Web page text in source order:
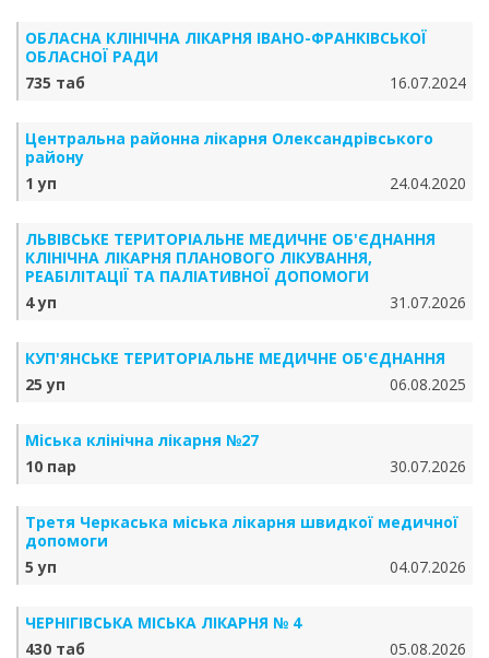
ОБЛАСНА КЛІНІЧНА ЛІКАРНЯ ІВАНО-ФРАНКІВСЬКОЇ
ОБЛАСНОЇ РАДИ
735 таб
16.07.2024
Центральна районна лікарня Олександрівського
району
1 уп
24.04.2020
ЛЬВІВСЬКЕ ТЕРИТОРІАЛЬНЕ МЕДИЧНЕ ОБ'ЄДНАННЯ
КЛІНІЧНА ЛІКАРНЯ ПЛАНОВОГО ЛІКУВАННЯ,
РЕАБІЛІТАЦІЇ ТА ПАЛІАТИВНОЇ ДОПОМОГИ
4 уп
31.07.2026
КУП'ЯНСЬКЕ ТЕРИТОРІАЛЬНЕ МЕДИЧНЕ ОБ'ЄДНАННЯ
25 уп
06.08.2025
Міська клінічна лікарня №27
10 пар
30.07.2026
Третя Черкаська міська лікарня швидкої медичної
допомоги
5 уп
04.07.2026
ЧЕРНІГІВСЬКА МІСЬКА ЛІКАРНЯ № 4
430 таб
05.08.2026